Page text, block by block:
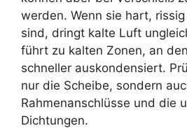
werden. Wenn sie hart,
sind, dringt kalte Luft
führt zu kalten Zonen, an
schneller auskondensiert.
nur die Scheibe, sondern
Rahmenanschlüsse und die
Dichtungen.